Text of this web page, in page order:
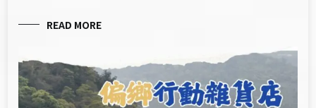
READ MORE